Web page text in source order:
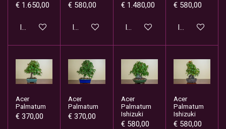
€ 1.650,00
In winkelwagen
€ 580,00
In winkelwagen
€ 1.480,00
In winkelwagen
€ 580,00
In
Acer
Palmatum
€ 370,00
Acer
Palmatum
€ 370,00
Acer
Palmatum
Ishizuki
€ 580,00
Acer
Palmatum
Ishizuki
€ 580,00